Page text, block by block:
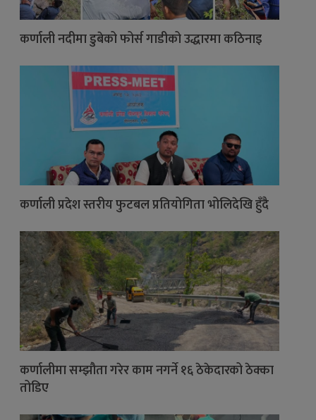
कर्णाली नदीमा डुबेको फोर्स गाडीको उद्धारमा कठिनाइ
कर्णाली प्रदेश स्तरीय फुटबल प्रतियोगिता भोलिदेखि हुँदै
कर्णालीमा सम्झौता गरेर काम नगर्ने १६ ठेकेदारको ठेक्का
तोडिए